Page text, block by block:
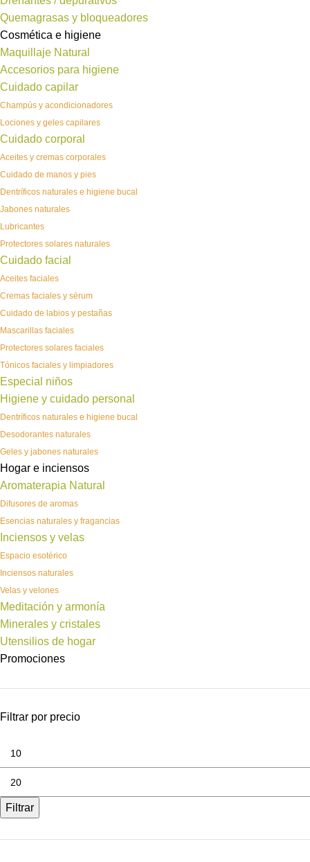
Quemagrasas y bloqueadores
Cosmética e higiene
Maquillaje Natural
Accesorios para higiene
Cuidado capilar
Champús y acondicionadores
Lociones y geles capilares
Cuidado corporal
Aceites y cremas corporales
Cuidado de manos y pies
Dentríficos naturales e higiene bucal
Jabones naturales
Lubricantes
Protectores solares naturales
Cuidado facial
Aceites faciales
Cremas faciales y sérum
Cuidado de labios y pestañas
Mascarillas faciales
Protectores solares faciales
Tónicos faciales y limpiadores
Especial niños
Higiene y cuidado personal
Dentríficos naturales e higiene bucal
Desodorantes naturales
Geles y jabones naturales
Hogar e inciensos
Aromaterapia Natural
Difusores de aromas
Esencias naturales y fragancias
Inciensos y velas
Espacio esotérico
Inciensos naturales
Velas y velones
Meditación y armonía
Minerales y cristales
Utensilios de hogar
Promociones
Filtrar por precio
Filtrar